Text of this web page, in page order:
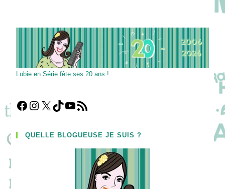
Lubie en Série fête ses 20 ans !
Facebook
Instagram
X TikTokYouTube
Flux RSS
QUELLE BLOGUEUSE JE SUIS ?